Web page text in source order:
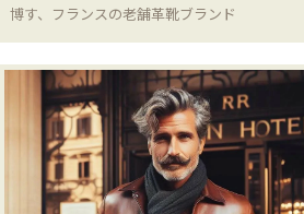
博す、フランスの老舗革靴ブランド